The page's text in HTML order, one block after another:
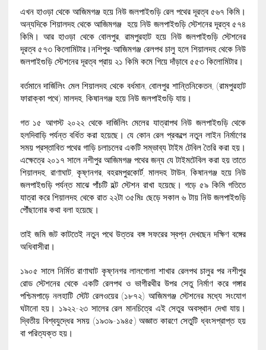
এখন হাওড়া থেকে আজিমগঞ্জ হয়ে নিউ জলপাইগুড়ি রেল পথের দূরত্ব ৫৬৭ কিমি।
অন্যদিকে শিয়ালদহ থেকে আজিমগঞ্জ হয়ে নিউ জলপাইগুড়ি স্টেশনের দূরত্ব ৫৭৪
কিমি। আর হাওড়া থেকে বোলপুর, রামপুরহাট হয়ে নিউ জলপাইগুড়ি স্টেশনের
দূরত্ব ৫৭৩ কিলোমিটার।নশিপুর-আজিমগঞ্জ রেলপথ চালু হলে শিয়ালদহ থেকে নিউ
জলপাইগুড়ি স্টেশনের দূরত্ব প্রায় ২১ কিমি কমে গিয়ে দাঁড়াবে ৫৫৩ কিলোমিটার।
বর্তমানে দার্জিলিং মেল শিয়ালদহ থেকে বর্ধমান, বোলপুর শান্তিনিকেতন, (রামপুরহাট
ফারাক্কা পথে) মালদহ, কিষানগঞ্জ হয়ে নিউ জলপাইগুড়ি যায়।
গত ১৫ আগস্ট ২০২২ থেকে দার্জিলিং মেলের যাত্রাপথ নিউ জলপাইগুড়ি থেকে
হলদিবাড়ি পর্যন্ত বর্ধিত করা হয়েছে। যে কোন রেল প্রকল্পে নতুন লাইন নির্মাণের
সময় প্রস্তাবিত পথের গাড়ি চলাচলের একটি সম্ভাব্য টাইম টেবিল তৈরি করা হয়।
এক্ষেত্রে ২০১৭ সালে নশীপুর আজিমগঞ্জ পথের জন্য যে টাইমটেবিল করা হয় তাতে
শিয়ালদহ, রাণাঘাট, কৃষ্ণনগর, বহরমপুরকোর্ট, মালদহ টাউন, কিষানগঞ্জ হয়ে নিউ
জলপাইগুড়ি পর্যন্ত মাঝে পাঁচটি হল্ট স্টেশন রাখা হয়েছে। গড়ে ৫৯ কিমি গতিতে
যাত্রা করে শিয়ালদহ থেকে রাত ২২টা ৩৫মিঃ ছেড়ে সকাল ৬ টায় নিউ জলপাইগুড়ি
পৌঁছানোর কথা বলা হয়েছে।
তাই জমি জট কাটতেই নতুন পথে উত্তর বঙ্গ সফরের স্বপ্ন দেখছেন দক্ষিণ বঙ্গের
অধিবাসীরা।
১৯০৫ সালে নির্মিত রাণাঘাট কৃষ্ণনগর লালগোলা শাখার রেলপথ চালুর পর নশীপুর
রোড স্টেশনের থেকে একটি রেলপথ ও ভাগীরথীর উপর সেতু নির্মাণ করে গঙ্গার
পশ্চিমপাড়ে নলহাটি স্টেট রেলওয়ের (১৮৭২) আজিমগঞ্জ স্টেশনের মধ্যে সংযোগ
ঘটানো হয়। ১৯২২-২৩ সালের রেল মানচিত্রে এই সেতুর অবস্থান দেখা যায়।
দ্বিতীয় বিশ্বযুদ্ধের সময় (১৯৩৯-১৯৪৫) অজ্ঞাত কারণে সেতুটি ধ্বংসপ্রাপ্ত হয়
বা পরিত্যক্ত হয়।